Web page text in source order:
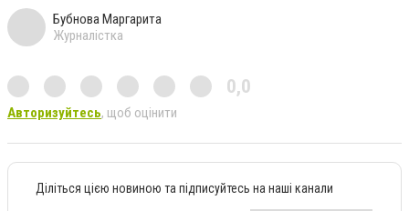
Бубнова Маргарита
Журналістка
0,0
Авторизуйтесь, щоб оцінити
Діліться цією новиною та підписуйтесь на наші канали